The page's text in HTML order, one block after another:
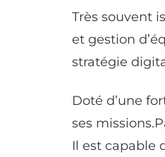
Très souvent
et gestion
stratégie
Doté d’une
ses
Il est capable